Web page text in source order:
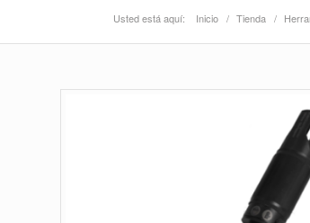
Usted está aquí: Inicio / Tienda /